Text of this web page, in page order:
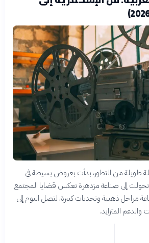
طويلة من التطور، بدأت بعروض بسيطة في
وتحولت إلى صناعة مزدهرة تعكس قضايا المجتمع
مراحل ذهبية وتحديات كبيرة، لتصل اليوم إلى
والدعم المتزايد.